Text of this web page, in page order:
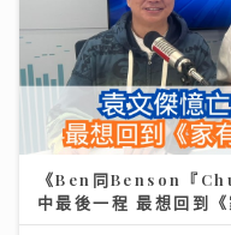
《Ben同Benson『
中最後一程 最想回到